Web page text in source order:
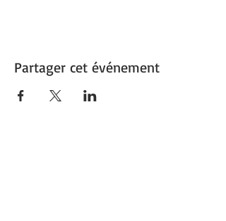
Partager cet événement